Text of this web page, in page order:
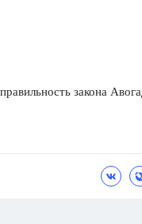
Г.Е.,Цыбулько И.П.,
Красота,
закона